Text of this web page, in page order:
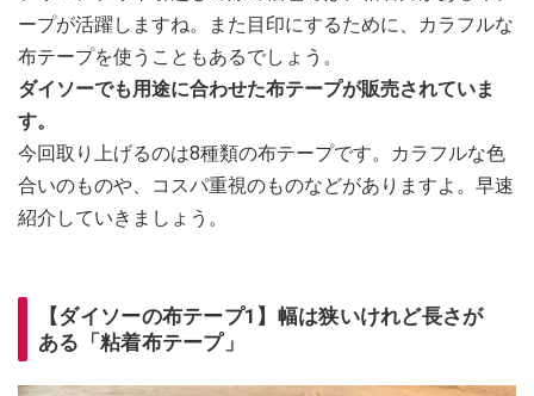
ープが活躍しますね。また目印にするために、カラフルな
布テープを使うこともあるでしょう。
ダイソーでも用途に合わせた布テープが販売されていま
す。
今回取り上げるのは8種類の布テープです。カラフルな色
合いのものや、コスパ重視のものなどがありますよ。早速
紹介していきましょう。
【ダイソーの布テープ1】幅は狭いけれど長さが
ある「粘着布テープ」